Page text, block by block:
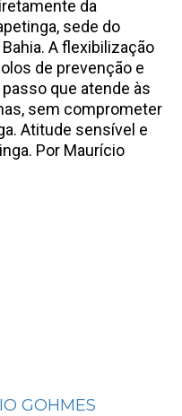
da
sede do
A flexibilização
de prevenção e
que atende às
sem comprometer
Atitude sensível e
Por Maurício
GOHMES